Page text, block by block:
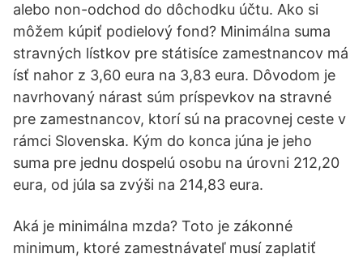
alebo non-odchod do dôchodku účtu. Ako si
môžem kúpiť podielový fond? Minimálna suma
stravných lístkov pre státisíce zamestnancov má
ísť nahor z 3,60 eura na 3,83 eura. Dôvodom je
navrhovaný nárast súm príspevkov na stravné
pre zamestnancov, ktorí sú na pracovnej ceste v
rámci Slovenska. Kým do konca júna je jeho
suma pre jednu dospelú osobu na úrovni 212,20
eura, od júla sa zvýši na 214,83 eura.
Aká je minimálna mzda? Toto je zákonné
minimum, ktoré zamestnávateľ musí zaplatiť